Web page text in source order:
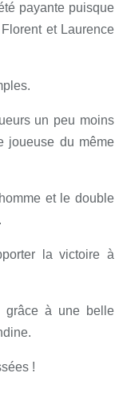
payante puisque
et Laurence
un peu moins
joueuse du même
et le double
la victoire à
grâce à une belle
!